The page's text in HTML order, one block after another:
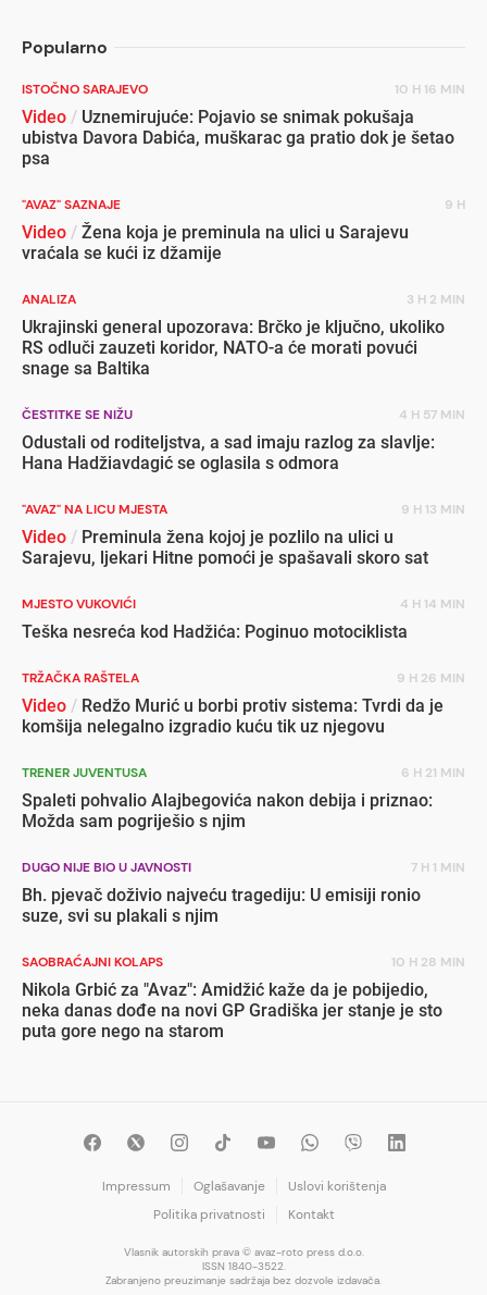
Popularno
ISTOČNO SARAJEVO 10 H 16 MIN
Video / Uznemirujuće: Pojavio se snimak pokušaja
ubistva Davora Dabića, muškarac ga pratio dok je šetao
psa
"AVAZ" SAZNAJE 9 H
Video / Žena koja je preminula na ulici u Sarajevu
vraćala se kući iz džamije
ANALIZA 3 H 2 MIN
Ukrajinski general upozorava: Brčko je ključno, ukoliko
RS odluči zauzeti koridor, NATO-a će morati povući
snage sa Baltika
ČESTITKE SE NIŽU 4 H 57 MIN
Odustali od roditeljstva, a sad imaju razlog za slavlje:
Hana Hadžiavdagić se oglasila s odmora
"AVAZ" NA LICU MJESTA 9 H 13 MIN
Video / Preminula žena kojoj je pozlilo na ulici u
Sarajevu, ljekari Hitne pomoći je spašavali skoro sat
MJESTO VUKOVIĆI 4 H 14 MIN
Teška nesreća kod Hadžića: Poginuo motociklista
TRŽAČKA RAŠTELA 9 H 26 MIN
Video / Redžo Murić u borbi protiv sistema: Tvrdi da je
komšija nelegalno izgradio kuću tik uz njegovu
TRENER JUVENTUSA 6 H 21 MIN
Spaleti pohvalio Alajbegovića nakon debija i priznao:
Možda sam pogriješio s njim
DUGO NIJE BIO U JAVNOSTI 7 H 1 MIN
Bh. pjevač doživio najveću tragediju: U emisiji ronio
suze, svi su plakali s njim
SAOBRAĆAJNI KOLAPS 10 H 28 MIN
Nikola Grbić za "Avaz": Amidžić kaže da je pobijedio,
neka danas dođe na novi GP Gradiška jer stanje je sto
puta gore nego na starom
Impressum Oglašavanje
Uslovi korištenja
Politika privatnosti
Kontakt
Vlasnik autorskih prava © avaz-roto press d.o.o.
ISSN 1840-3522.
Zabranjeno preuzimanje sadržaja bez dozvole izdavača.